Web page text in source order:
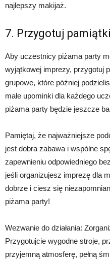
najlepszy makijaż.
7. Przygotuj pamiątki
Aby uczestnicy piżama party
wyjątkowej imprezy, przygotuj
grupowe, które później
małe upominki dla każdego
piżama party będzie jeszcze
Pamiętaj, że najważniejsze
jest dobra zabawa i wspólne
zapewnieniu odpowiedniego
jeśli organizujesz imprezę dla
dobrze i ciesz się
piżama party!
Wezwanie do działania:
Przygotujcie wygodne stroje,
przyjemną atmosferę, pełną